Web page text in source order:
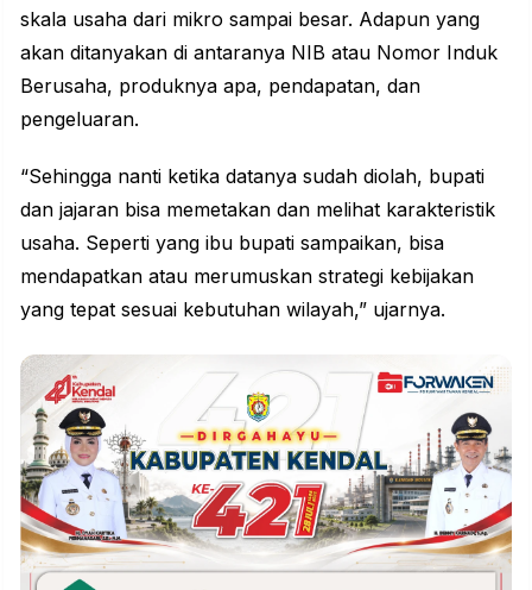
skala usaha dari mikro sampai besar. Adapun yang
akan ditanyakan di antaranya NIB atau Nomor Induk
Berusaha, produknya apa, pendapatan, dan
pengeluaran.
“Sehingga nanti ketika datanya sudah diolah, bupati
dan jajaran bisa memetakan dan melihat karakteristik
usaha. Seperti yang ibu bupati sampaikan, bisa
mendapatkan atau merumuskan strategi kebijakan
yang tepat sesuai kebutuhan wilayah,” ujarnya.